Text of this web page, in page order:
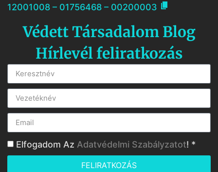
12001008 – 01756468 – 00200003 
Védett Társadalom Blog
Hírlevél feliratkozás
Elfogadom Az Adatvédelmi Szabályzatot! *
FELIRATKOZÁS